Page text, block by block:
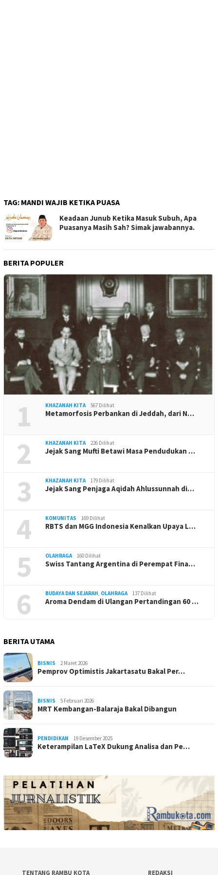
TAG: MANDI WAJIB KETIKA PUASA
Keadaan Junub Ketika Masuk Subuh, Apa
Puasanya Masih Sah? Simak jawabannya.
BERITA POPULER
1 KHAZANAH KITA 567 Dilihat
Metamorfosis Perbankan di Jeddah, dari N…
2 KHAZANAH KITA 226 Dilihat
Jejak Sang Mufti Betawi Masa Pendudukan …
3 KHAZANAH KITA 179 Dilihat
Jejak Sang Penjaga Aqidah Ahlussunnah di…
4 KOMUNITAS 169 Dilihat
RBTS dan MGG Indonesia Kenalkan Upaya L…
5 OLAHRAGA 160 Dilihat
Swiss Tantang Argentina di Perempat Fina…
6 BUDAYA DAN SEJARAH, OLAHRAGA 137 Dilihat
Aroma Dendam di Ulangan Pertandingan 60 …
BERITA UTAMA
BISNIS 2 Maret 2026
Pemprov Optimistis Jakartasatu Bakal Per…
BISNIS 5 Februari 2026
MRT Kembangan-Balaraja Bakal Dibangun
PENDIDIKAN 19 Desember 2025
Keterampilan LaTeX Dukung Analisa dan Pe…
TENTANG RAMBU KOTA REDAKSI